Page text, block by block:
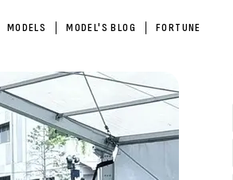
MODELS MODEL'S BLOG FORTUNE